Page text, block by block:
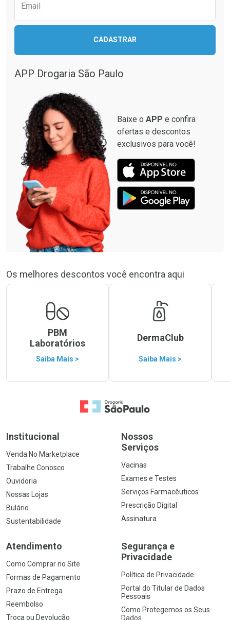
Email
CADASTRAR
APP Drogaria São Paulo
Baixe o APP e confira
ofertas e descontos
exclusivos para você!
Os melhores descontos você encontra aqui
PBM
Laboratórios
Saiba Mais >
DermaClub
Saiba Mais >
Ir para a Home
Institucional
Venda No Marketplace
Trabalhe Conosco
Ouvidoria
Nossas Lojas
Bulário
Sustentabilidade
Nossos
Serviços
Vacinas
Exames e Testes
Serviços Farmacêuticos
Prescrição Digital
Assinatura
Atendimento
Como Comprar no Site
Formas de Pagamento
Prazo de Entrega
Reembolso
Troca ou Devolução
Segurança e
Privacidade
Política de Privacidade
Portal do Titular de Dados
Pessoais
Como Protegemos os Seus
Dados